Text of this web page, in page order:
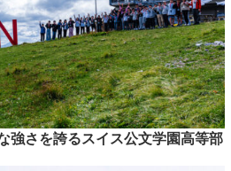
強さを誇るスイス公文学園高等部